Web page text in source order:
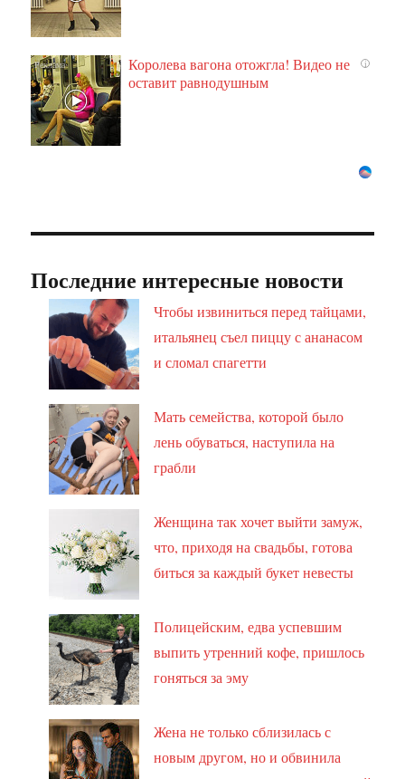
i
Королева вагона отожгла! Видео не
оставит равнодушным
Последние интересные новости
Чтобы извиниться перед тайцами,
итальянец съел пиццу с ананасом
и сломал спагетти
Мать семейства, которой было
лень обуваться, наступила на
грабли
Женщина так хочет выйти замуж,
что, приходя на свадьбы, готова
биться за каждый букет невесты
Полицейским, едва успевшим
выпить утренний кофе, пришлось
гоняться за эму
Жена не только сблизилась с
новым другом, но и обвинила